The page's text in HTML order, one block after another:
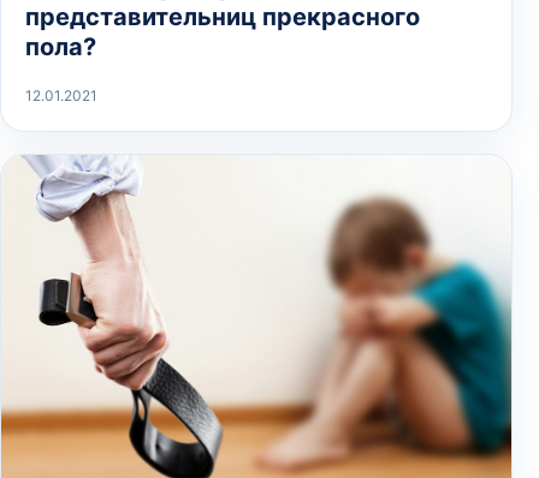
представительниц прекрасного
пола?
12.01.2021